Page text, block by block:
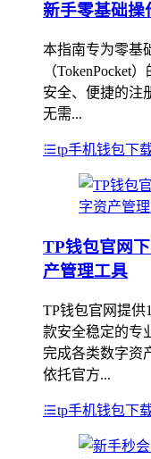
新手零基础操
本指南专为零基
（TokenPocket
安全、便捷的注
无需...
tp手机钱包下
TP钱包官网
产管理工具
TP钱包官网提供
款安全稳定的专
完成各类数字资
依托官方...
tp手机钱包下